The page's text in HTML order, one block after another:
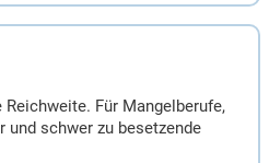
Für Mangelberufe,
und schwer zu besetzende